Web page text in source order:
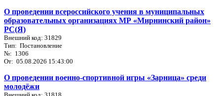
О проведении всероссийского учения в муниципальных
образовательных организациях МР «Мирнинский район»
РС(Я)
Внешний код: 31829
Тип: Постановление
№: 1306
От: 05.08.2026 15:43:00
О проведении военно-спортивной игры «Зарница» среди
молодёжи